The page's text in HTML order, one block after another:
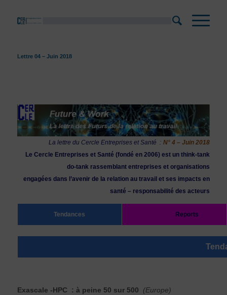
Lettre 04 – Juin 2018
La lettre du Cercle Entreprises et Santé : N° 4 – Juin 2018
Le Cercle Entreprises et Santé (fondé en 2006) est un think-tank
do-tank rassemblant entreprises et organisations
engagées dans l’avenir de la relation au travail et ses impacts en
santé – responsabilité des acteurs
Tendances Reports
Exascale -HPC : à peine 50 sur 500 (Europe)